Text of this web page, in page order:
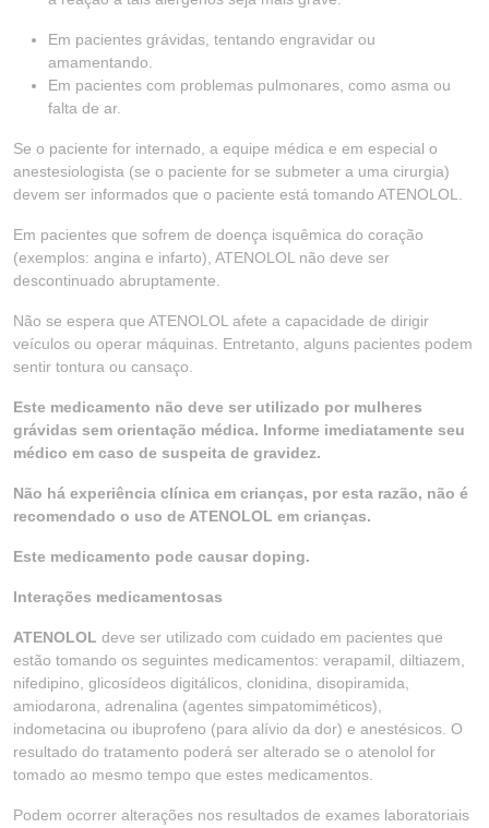
Em pacientes grávidas, tentando engravidar ou
amamentando.
Em pacientes com problemas pulmonares, como asma ou
falta de ar.
Se o paciente for internado, a equipe médica e em especial o
anestesiologista (se o paciente for se submeter a uma cirurgia)
devem ser informados que o paciente está tomando ATENOLOL.
Em pacientes que sofrem de doença isquêmica do coração
(exemplos: angina e infarto), ATENOLOL não deve ser
descontinuado abruptamente.
Não se espera que ATENOLOL afete a capacidade de dirigir
veículos ou operar máquinas. Entretanto, alguns pacientes podem
sentir tontura ou cansaço.
Este medicamento não deve ser utilizado por mulheres
grávidas sem orientação médica. Informe imediatamente seu
médico em caso de suspeita de gravidez.
Não há experiência clínica em crianças, por esta razão, não é
recomendado o uso de ATENOLOL em crianças.
Este medicamento pode causar doping.
Interações medicamentosas
ATENOLOL deve ser utilizado com cuidado em pacientes que
estão tomando os seguintes medicamentos: verapamil, diltiazem,
nifedipino, glicosídeos digitálicos, clonidina, disopiramida,
amiodarona, adrenalina (agentes simpatomiméticos),
indometacina ou ibuprofeno (para alívio da dor) e anestésicos. O
resultado do tratamento poderá ser alterado se o atenolol for
tomado ao mesmo tempo que estes medicamentos.
Podem ocorrer alterações nos resultados de exames laboratoriais